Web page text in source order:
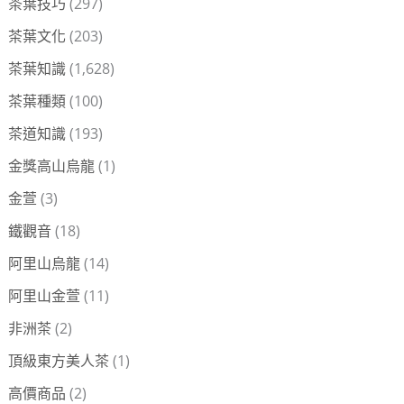
茶葉文化 (203)
茶葉知識(1,628)
茶葉種類(100)
茶道知識(193)
金獎高山烏龍(1)
金萱 (3)
鐵觀音 (18)
阿里山烏龍(14)
阿里山金萱 (11)
非洲茶 (2)
頂級東方美人茶 (1)
高價商品 (2)